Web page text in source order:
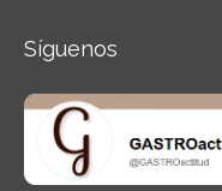
Síguenos